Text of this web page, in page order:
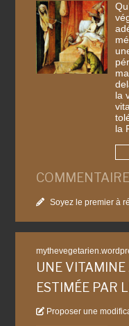
la
la
Soyez le premier à
UNE VITAMINE
ESTIMÉE PAR
Proposer une